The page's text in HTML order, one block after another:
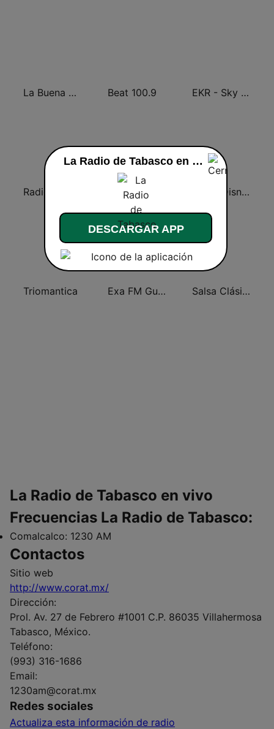
La Buena Onda 101.9 Beat 100.9 EKR - Sky News Radio
Radio Disney México
Triomantica Exa FM Guadalajara Salsa Clásica
La Radio de Tabasco en vivo
Frecuencias La Radio de Tabasco:
Comalcalco: 1230 AM
Contactos
Sitio web
http://www.corat.mx/
Dirección:
Prol. Av. 27 de Febrero #1001 C.P. 86035 Villahermosa
Tabasco, México.
Teléfono:
(993) 316-1686
Email:
1230am@corat.mx
Redes sociales
Actualiza esta información de radio
La Radio de Tabasco en vivo
DESCARGAR APP